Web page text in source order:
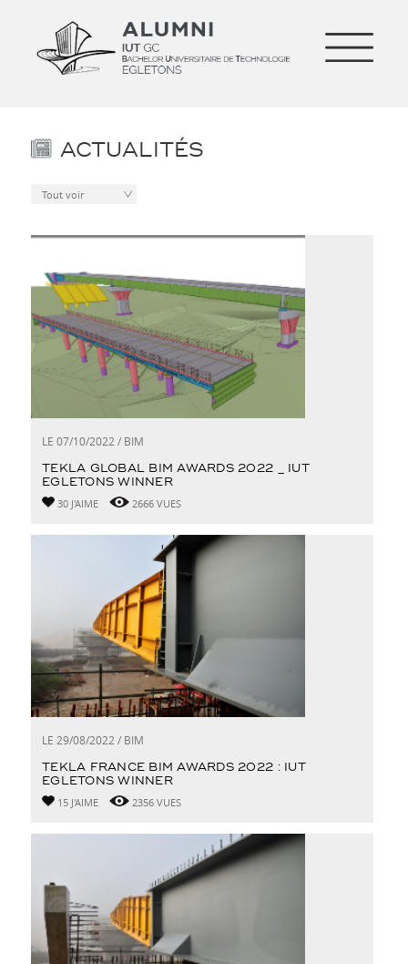
ACTUALITÉS
LE 07/10/2022 / BIM
TEKLA GLOBAL BIM AWARDS 2022 _ IUT
EGLETONS WINNER
30 J'AIME 2666 VUES
LE 29/08/2022 / BIM
TEKLA FRANCE BIM AWARDS 2022 : IUT
EGLETONS WINNER
15 J'AIME 2356 VUES